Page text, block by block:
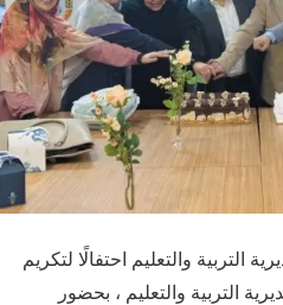
التربية والتعليم احتفالًا لتكريم
التربية والتعليم ، بحضور